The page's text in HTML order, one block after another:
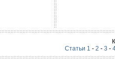
Статьи 1 - 2 - 3 -